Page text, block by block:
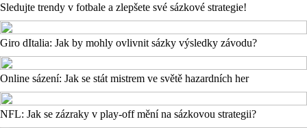
Sledujte trendy v fotbale a zlepšete své sázkové strategie!
Giro dItalia: Jak by mohly ovlivnit sázky výsledky závodu?
Online sázení: Jak se stát mistrem ve světě hazardních her
NFL: Jak se zázraky v play-off mění na sázkovou strategii?